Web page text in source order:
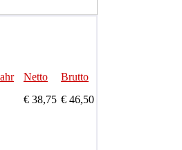
Netto
Brutto
€ 38,75 € 46,50